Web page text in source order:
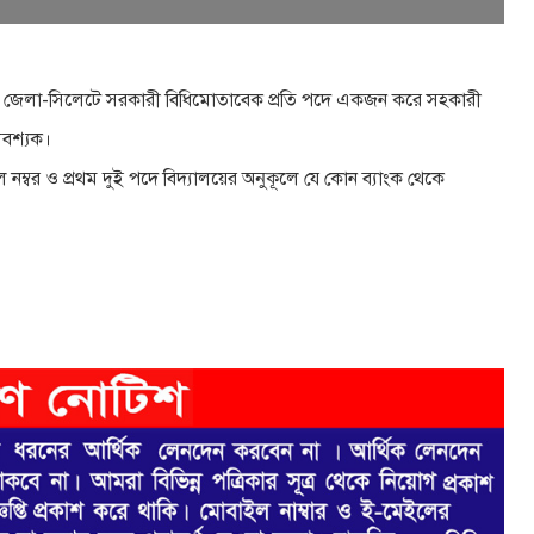
সিলেটে সরকারী বিধিমােতাবেক প্রতি পদে একজন করে সহকারী
নম্বর ও প্রথম দুই পদে বিদ্যালয়ের অনুকূলে যে কোন ব্যাংক থেকে